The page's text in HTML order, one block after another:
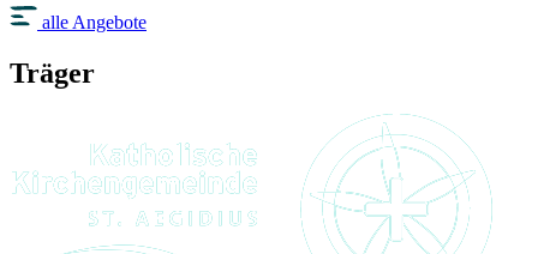
alle Angebote
Träger